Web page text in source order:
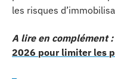
les risques
A lire en complément :
2026 pour limiter les